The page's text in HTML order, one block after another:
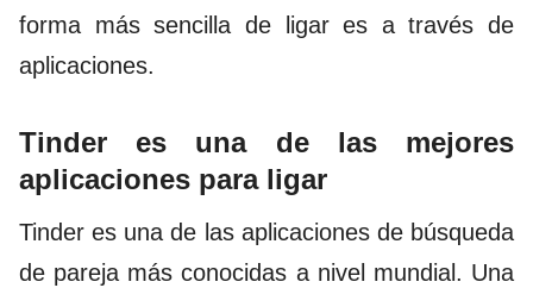
forma más sencilla de ligar es a través de
aplicaciones.
Tinder es una de las mejores
aplicaciones para ligar
Tinder es una de las aplicaciones de búsqueda
de pareja más conocidas a nivel mundial. Una